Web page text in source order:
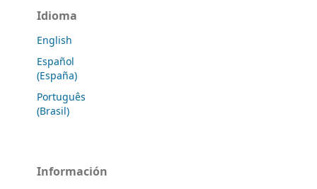
Idioma
English
Español
(España)
Português
(Brasil)
Información